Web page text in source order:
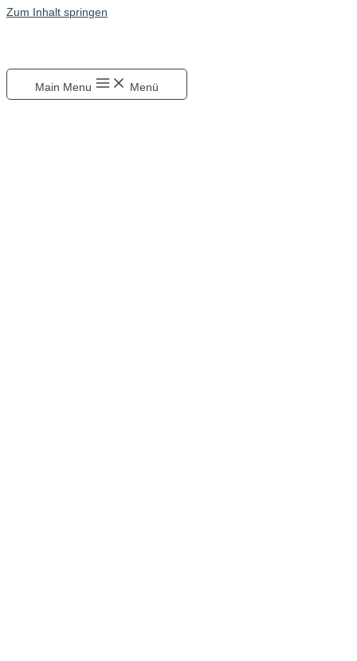
Zum Inhalt springen
Main Menu Menü